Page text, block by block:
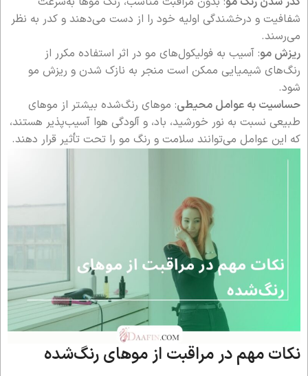
شفافیت و درخشندگی اولیه خود را از دست می‌دهند و کدر به نظر
می‌رسند.
ریزش مو: آسیب به فولیکول‌های مو در اثر استفاده مکرر از
رنگ‌های شیمیایی ممکن است منجر به نازک شدن و ریزش مو
شود.
حساسیت به عوامل محیطی: موهای رنگ‌شده بیشتر از موهای
طبیعی نسبت به نور خورشید، باد، و آلودگی هوا آسیب‌پذیر هستند،
که این عوامل می‌توانند سلامت و رنگ مو را تحت تأثیر قرار دهند.
نکات مهم در مراقبت از موهای رنگ‌شده